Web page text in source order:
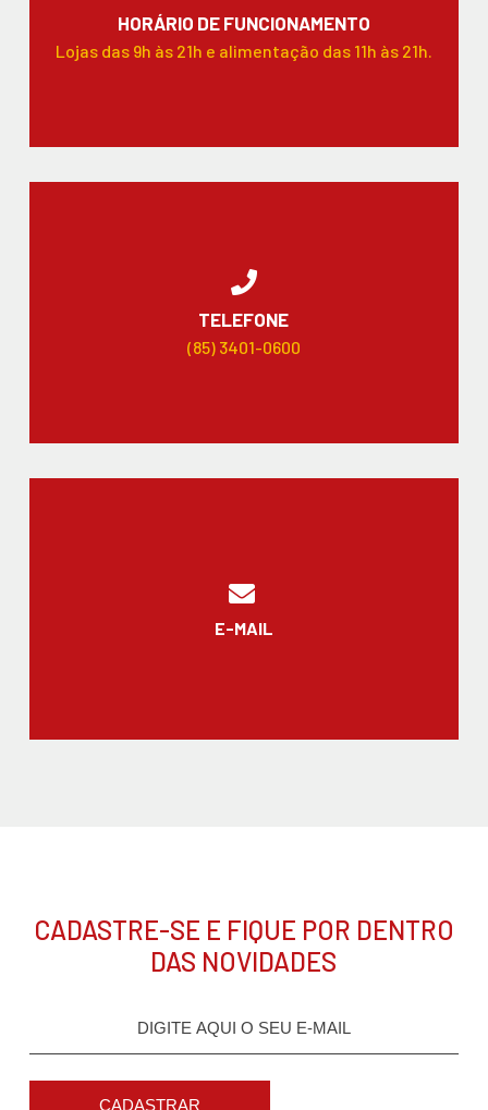
HORÁRIO DE FUNCIONAMENTO
Lojas das 9h às 21h e alimentação das 11h às 21h.
TELEFONE
(85) 3401-0600
E-MAIL
CADASTRE-SE E FIQUE POR DENTRO
DAS NOVIDADES
CADASTRAR